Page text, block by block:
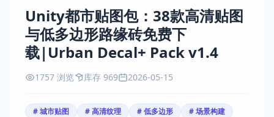
Unity都市贴图包：38款高清贴图
与低多边形路缘砖免费下
载|Urban Decal+ Pack v1.4
1757 浏览 库存 969 2026-05-15
# 城市贴图 # 高清纹理 # 低多边形 # 场景构建